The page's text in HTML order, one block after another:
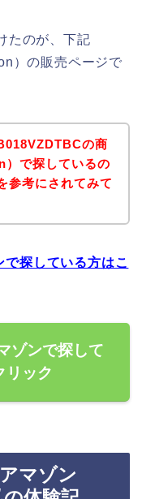
たのが、下記
）の販売ページで
の商
）で探しているの
参考にされてみて
探している方はこ
ゾンで探して
リック
マゾン